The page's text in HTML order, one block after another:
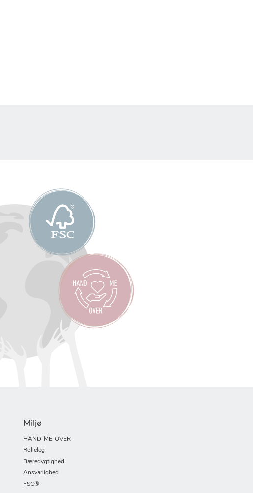
Miljø
HAND-ME-OVER
Rolleleg
Bæredygtighed
Ansvarlighed
FSC®